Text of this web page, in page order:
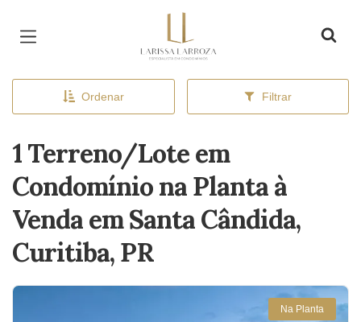
Ordenar Filtrar
1 Terreno/Lote em
Condomínio na Planta à
Venda em Santa Cândida,
Curitiba, PR
Na Planta